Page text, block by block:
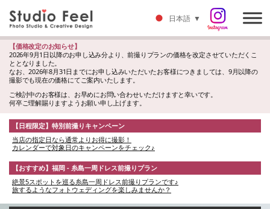
【価格改定のお知らせ】
2026年9月1日以降のお申し込み分より、前撮りプランの価格を改定させていただくこ
ととなりました。
なお、2026年8月31日までにお申し込みいただいたお客様につきましては、9月以降の
撮影でも現在の価格にてご案内いたします。
ご検討中のお客様は、お早めにお問い合わせいただけますと幸いです。
何卒ご理解賜りますようお願い申し上げます。
【日程限定】特別前撮りキャンペーン
当店の指定日なら通常よりお得に撮影！
カレンダーで対象日のキャンペーンをチェック♪
【おすすめ】福岡 - 糸島一周ドレス前撮りプラン
絶景5スポットを巡る糸島一周ドレス前撮りプランです♪
旅するようなフォトウェディングを楽しみませんか？
日本語 ▼